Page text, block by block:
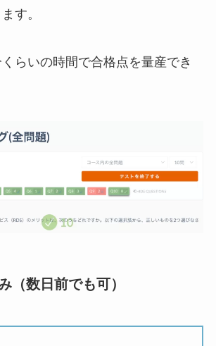
す。
らいの時間で合格点を量産でき
（数日前でも可）